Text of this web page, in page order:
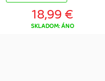
18,99 €
SKLADOM: ÁNO